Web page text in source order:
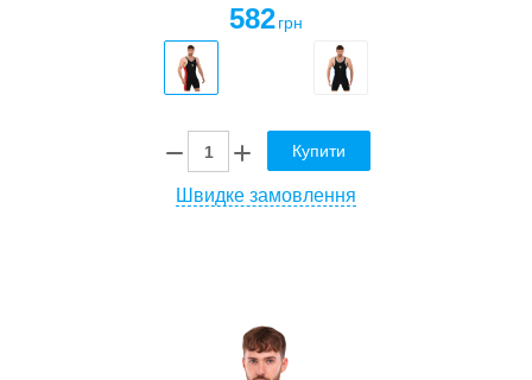
582 грн
Купити
Швидке замовлення